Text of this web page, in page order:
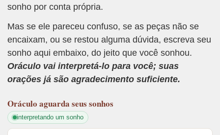
sonho por conta própria.
Mas se ele pareceu confuso, se as peças não se
encaixam, ou se restou alguma dúvida, escreva seu
sonho aqui embaixo, do jeito que você sonhou.
Oráculo vai interpretá-lo para você; suas
orações já são agradecimento suficiente.
Oráculo aguarda seus sonhos
interpretando um sonho